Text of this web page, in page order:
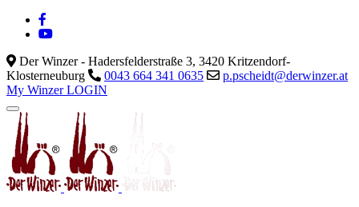
Der Winzer - Hadersfelderstraße 3, 3420 Kritzendorf-
Klosterneuburg
0043 664 341 0635
p.pscheidt@derwinzer.at
My Winzer LOGIN